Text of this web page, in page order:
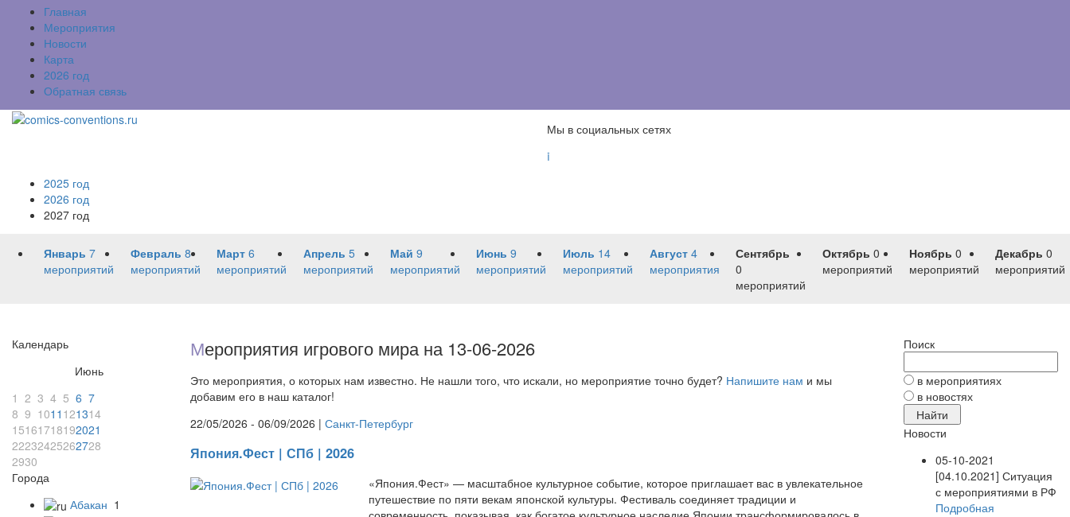
Главная
Мероприятия
Новости
Карта
2026 год
Обратная связь
Мы в социальных сетях

2025 год
2026 год
2027 год
Январь 7
мероприятий
Февраль 8
мероприятий
Март 6
мероприятий
Апрель 5
мероприятий
Май 9
мероприятий
Июнь 9
мероприятий
Июль 14
мероприятий
Август 4
мероприятия
Сентябрь
0
мероприятий
Октябрь 0
мероприятий
Ноябрь 0
мероприятий
Декабрь 0
мероприятий
Календарь
Июнь
1 2 3 4 5 6 7
8 9 1011 121314
15161718192021
22232425262728
2930
Города
Абакан 1
Мероприятия игрового мира на 13-06-2026
Это мероприятия, о которых нам известно. Не нашли того, что искали, но мероприятие точно будет? Напишите нам и мы
добавим его в наш каталог!
22/05/2026 - 06/09/2026 | Санкт-Петербург
Япония.Фест | СПб | 2026
«Япония.Фест» — масштабное культурное событие, которое приглашает вас в увлекательное
путешествие по пяти векам японской культуры. Фестиваль соединяет традиции и
Поиск
в мероприятиях
в новостях
Новости
05-10-2021
[04.10.2021] Ситуация
с мероприятиями в РФ
Подробная